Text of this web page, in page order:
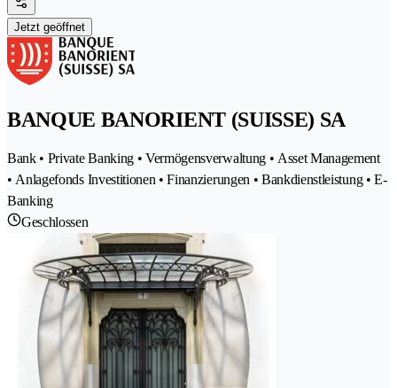
Jetzt geöffnet
BANQUE BANORIENT (SUISSE) SA
Bank • Private Banking • Vermögensverwaltung • Asset Management
• Anlagefonds Investitionen • Finanzierungen • Bankdienstleistung • E-
Banking
Geschlossen